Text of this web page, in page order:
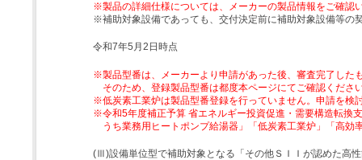
※製品の詳細仕様については、メーカーの製品情報をご確認
※補助対象設備であっても、交付決定前に補助対象設備等の
令和7年5月2日時点
※製品型番は、メーカーより申請があった後、審査完了した
そのため、登録製品型番は都度本ページにてご確認くださ
※低炭素工業炉は製品型番登録を行っていません。申請を検
※令和5年度補正予算 省エネルギー投資促進・需要構造転換
うち業務用ヒートポンプ給湯器」「低炭素工業炉」「高
(Ⅲ)設備単位型で補助対象となる「その他ＳＩＩが認めた高